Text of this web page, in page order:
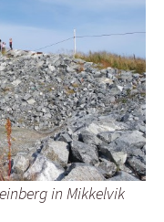
in Mikkelvik